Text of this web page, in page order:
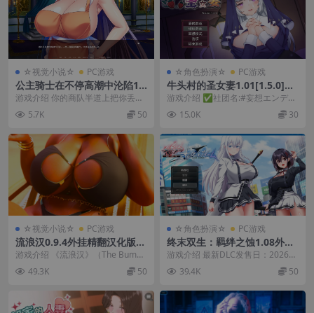
☆视觉小说☆ PC游戏
公主骑士在不停高潮中沦陷1.
2.7官方中文版【PC+安卓模拟
器＋日系ADV】/Princess Kni
ght Concedes to Cum【1.3
游戏介绍 你的商队半道上把你丢
下，这时面前突然出现独眼巨人！
正当绝望之际…… 嚯...
5.7K 50
☆角色扮演☆ PC游戏
牛头村的圣女妻1.01[1.5.0]官
方中文版【PC+日系RPG/NT
R/人妻/恶堕+攻略 】/The Sai
nt Wife's Newlywed Trials
游戏介绍 ✅社团名:#妄想エンデミ
ック 拯救过世界的勇者迪尔克，在
击败魔王后被封...
15.0K 30
☆视觉小说☆ PC游戏
流浪汉0.9.4外挂精翻汉化版
【PC+安卓模拟器+欧美SLG/
精品沙盒/熟女后宫+自带作
弊】/The Bum【16.8GB】
游戏介绍 《流浪汉》（The Bum）
是一款欧美沙盒SLG游戏，扮演刚
出狱的前毒...
49.3K 50
☆角色扮演☆ PC游戏
终末双生：羁绊之蚀1.08外挂
精翻汉化版+DLC2.01【PC+安
卓模拟器+狗叫社新作/神作/全
CG/战败H】/终末的另类利己
ム【16.2G】
游戏介绍 最新DLC发售日：2026年
05月02日 0时 『并非孤独一人而
是”两...
39.4K 50